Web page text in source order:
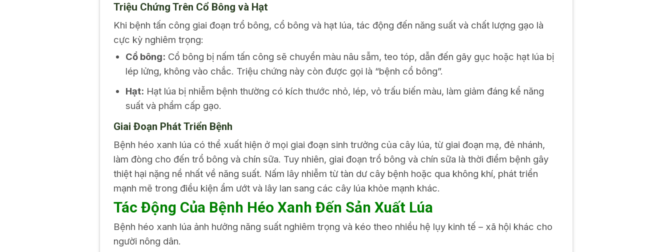
Triệu Chứng Trên Cổ Bông và Hạt
Khi bệnh tấn công giai đoạn trổ bông, cổ bông và hạt lúa, tác động đến năng suất và chất lượng gạo là
cực kỳ nghiêm trọng:
Cổ bông: Cổ bông bị nấm tấn công sẽ chuyển màu nâu sẫm, teo tóp, dẫn đến gãy gục hoặc hạt lúa bị
lép lửng, không vào chắc. Triệu chứng này còn được gọi là “bệnh cổ bông”.
Hạt: Hạt lúa bị nhiễm bệnh thường có kích thước nhỏ, lép, vỏ trấu biến màu, làm giảm đáng kể năng
suất và phẩm cấp gạo.
Giai Đoạn Phát Triển Bệnh
Bệnh héo xanh lúa có thể xuất hiện ở mọi giai đoạn sinh trưởng của cây lúa, từ giai đoạn mạ, đẻ nhánh,
làm đòng cho đến trổ bông và chín sữa. Tuy nhiên, giai đoạn trổ bông và chín sữa là thời điểm bệnh gây
thiệt hại nặng nề nhất về năng suất. Nấm lây nhiễm từ tàn dư cây bệnh hoặc qua không khí, phát triển
mạnh mẽ trong điều kiện ẩm ướt và lây lan sang các cây lúa khỏe mạnh khác.
Tác Động Của Bệnh Héo Xanh Đến Sản Xuất Lúa
Bệnh héo xanh lúa ảnh hưởng năng suất nghiêm trọng và kéo theo nhiều hệ lụy kinh tế – xã hội khác cho
người nông dân.